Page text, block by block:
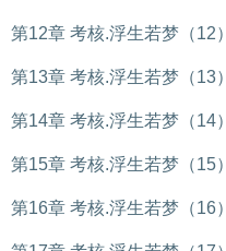
第12章 考核.浮生若梦（12）
第13章 考核.浮生若梦（13）
第14章 考核.浮生若梦（14）
第15章 考核.浮生若梦（15）
第16章 考核.浮生若梦（16）